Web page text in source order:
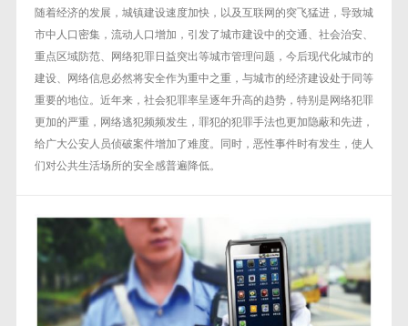
随着经济的发展，城镇建设速度加快，以及互联网的突飞猛进，导致城
市中人口密集，流动人口增加，引发了城市建设中的交通、社会治安、
重点区域防范、网络犯罪日益突出等城市管理问题，今后现代化城市的
建设、网络信息必然将安全作为重中之重，与城市的经济建设处于同等
重要的地位。近年来，社会犯罪率呈逐年升高的趋势，特别是网络犯罪
更加的严重，网络逃犯频频发生，罪犯的犯罪手法也更加隐蔽和先进，
给广大公安人员侦破案件增加了难度。同时，恶性事件时有发生，使人
们对公共生活场所的安全感普遍降低。